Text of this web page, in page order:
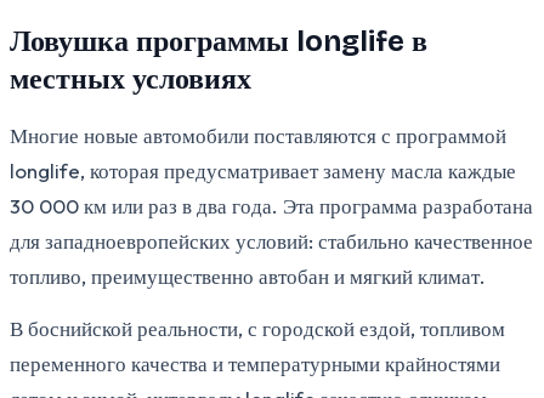
Ловушка программы longlife в
местных условиях
Многие новые автомобили поставляются с программой
longlife, которая предусматривает замену масла каждые
30 000 км или раз в два года. Эта программа разработана
для западноевропейских условий: стабильно качественное
топливо, преимущественно автобан и мягкий климат.
В боснийской реальности, с городской ездой, топливом
переменного качества и температурными крайностями